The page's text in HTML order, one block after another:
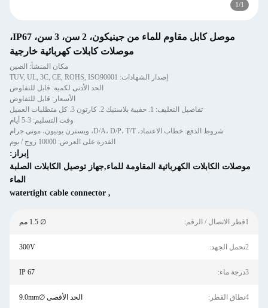
1/1
موصل كابل مقاوم للماء من جينيكون، 2 سن، 3 سن، IP67،
موصلات كابلات كهربائية خارجية
مكان المنشأ: الصين
إصدار الشهادات: TUV, UL, 3C, CE, ROHS, ISO90001
الحد الأدنى لكمية: قابل للتفاوض
الأسعار: قابل للتفاوض
تفاصيل التغليف: 1. حقيبة بلاستيك 2. كارتون 3. كل متطلبات العميل
وقت التسليم: 3-5 أيام
شروط الدفع: خطاب الاعتماد، D/A، D/P، T/T، ويسترن يونيون، موني جرام
القدرة على العرض: 10000 زوج / يوم
إبراز:
موصلات الكابلات الكهربائية المقاومة للماء,جهاز توصيل الكابلات الصلبة
الماء
,
watertight cable connector
1قطر الاتصال / الرقم: ∅ 1.5 مم
2تحمل الجهد: 300V
3درجة ماء: IP 67
4نطاق القطر: الحد الأقصى ∅9.0mm